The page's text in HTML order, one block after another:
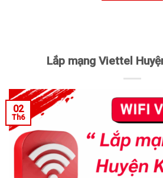
Lắp mạng Viettel
02
Th6